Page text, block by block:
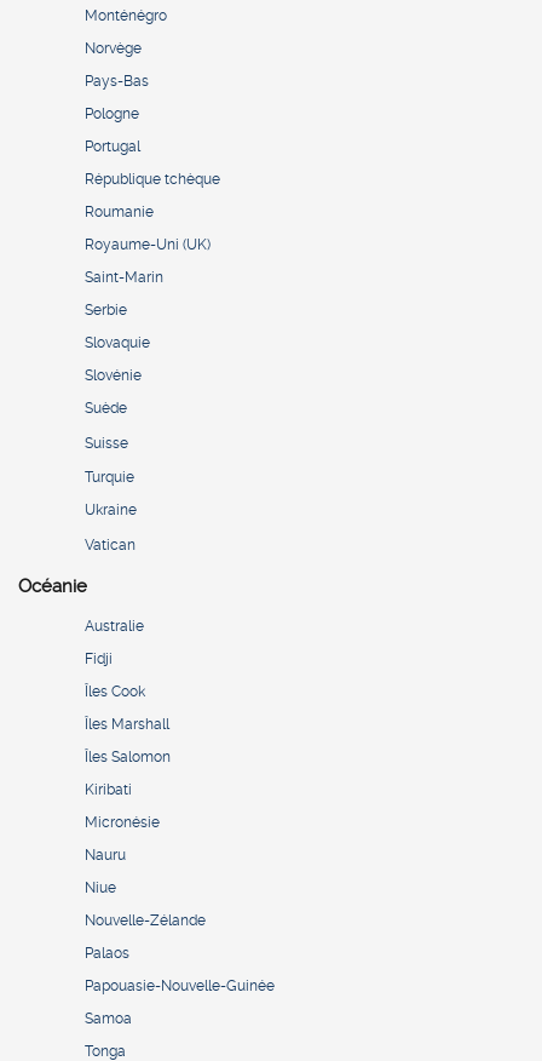
Monténégro
Norvège
Pays-Bas
Pologne
Portugal
République tchèque
Roumanie
Royaume-Uni (UK)
Saint-Marin
Serbie
Slovaquie
Slovénie
Suède
Suisse
Turquie
Ukraine
Vatican
Océanie
Australie
Fidji
Îles Cook
Îles Marshall
Îles Salomon
Kiribati
Micronésie
Nauru
Niue
Nouvelle-Zélande
Palaos
Papouasie-Nouvelle-Guinée
Samoa
Tonga